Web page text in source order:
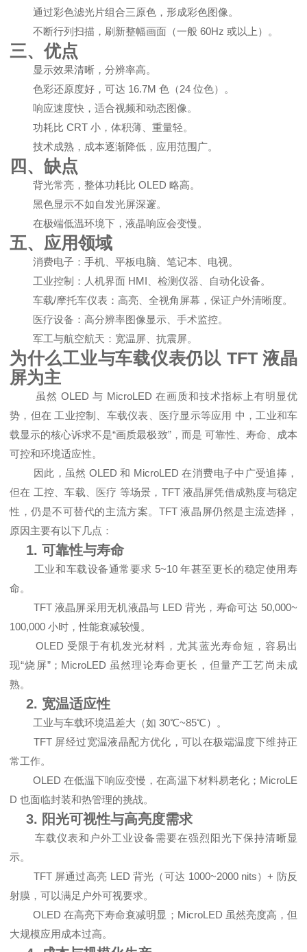
通过彩色滤光片组合三原色，形成彩色图像。
不断行列扫描，刷新整幅画面（一般 60Hz 或以上）。
三、优点
显示效果清晰，分辨率高。
色彩还原度好，可达 16.7M 色（24 位色）。
响应速度快，适合视频和动态图像。
功耗比 CRT 小，体积薄、重量轻。
技术成熟，成本逐渐降低，应用范围广。
四、缺点
背光常亮，整体功耗比 OLED 略高。
黑色显示不如自发光屏深邃。
在极端低温环境下，液晶响应会变慢。
五、应用领域
消费电子：手机、平板电脑、笔记本、电视。
工业控制：人机界面 HMI、检测仪器、自动化设备。
车载/摩托车仪表：高亮、全视角屏幕，保证户外清晰度。
医疗设备：高分辨率图像显示、手术监控。
军工与航空航天：宽温屏、抗震屏。
为什么工业与车载仪表仍以 TFT 液晶
屏为主
虽然 OLED 与 MicroLED 在画质和技术指标上有明显优
势，但在 工业控制、车载仪表、医疗显示等应用 中，工业和车
载显示的核心诉求不是“画质最极致”，而是 可靠性、寿命、成本
可控和环境适应性。
因此，虽然 OLED 和 MicroLED 在消费电子中广受追捧，
但在 工控、车载、医疗 等场景，TFT 液晶屏凭借成熟度与稳定
性，仍是不可替代的主流方案。TFT 液晶屏仍然是主流选择，
原因主要有以下几点：
1. 可靠性与寿命
工业和车载设备通常要求 5~10 年甚至更长的稳定使用寿
命。
TFT 液晶屏采用无机液晶与 LED 背光，寿命可达 50,000~
100,000 小时，性能衰减较慢。
OLED 受限于有机发光材料，尤其蓝光寿命短，容易出
现“烧屏”；MicroLED 虽然理论寿命更长，但量产工艺尚未成
熟。
2. 宽温适应性
工业与车载环境温差大（如 30℃~85℃）。
TFT 屏经过宽温液晶配方优化，可以在极端温度下维持正
常工作。
OLED 在低温下响应变慢，在高温下材料易老化；MicroLE
D 也面临封装和热管理的挑战。
3. 阳光可视性与高亮度需求
车载仪表和户外工业设备需要在强烈阳光下保持清晰显
示。
TFT 屏通过高亮 LED 背光（可达 1000~2000 nits）+ 防反
射膜，可以满足户外可视要求。
OLED 在高亮下寿命衰减明显；MicroLED 虽然亮度高，但
大规模应用成本过高。